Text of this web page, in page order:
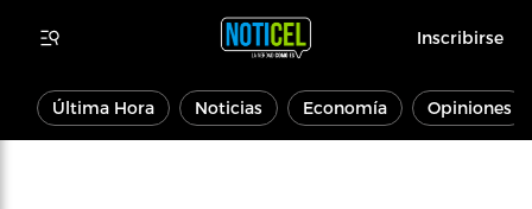
Inscribirse
Última Hora Noticias Economía Opiniones